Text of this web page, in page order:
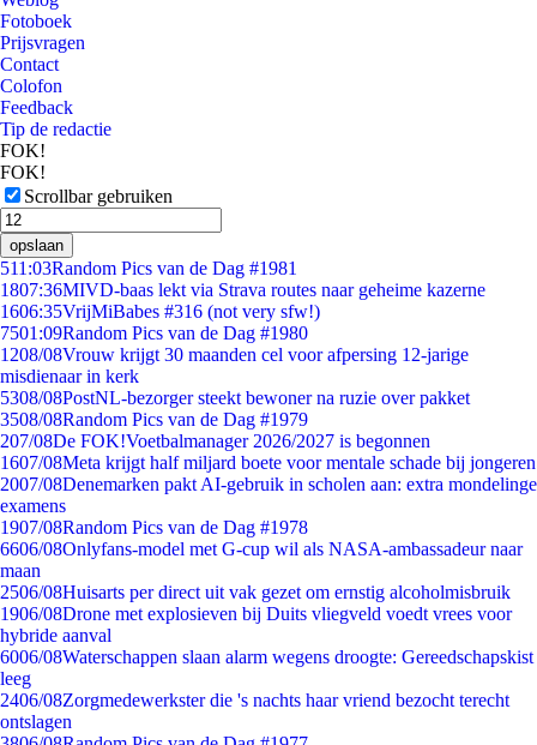
Fotoboek
Prijsvragen
Contact
Colofon
Feedback
Tip de redactie
FOK!
FOK!
Scrollbar gebruiken
opslaan
511:03Random Pics van de Dag #1981
1807:36MIVD-baas lekt via Strava routes naar geheime kazerne
1606:35VrijMiBabes #316 (not very sfw!)
7501:09Random Pics van de Dag #1980
1208/08Vrouw krijgt 30 maanden cel voor afpersing 12-jarige
misdienaar in kerk
5308/08PostNL-bezorger steekt bewoner na ruzie over pakket
3508/08Random Pics van de Dag #1979
207/08De FOK!Voetbalmanager 2026/2027 is begonnen
1607/08Meta krijgt half miljard boete voor mentale schade bij jongeren
2007/08Denemarken pakt AI-gebruik in scholen aan: extra mondelinge
examens
1907/08Random Pics van de Dag #1978
6606/08Onlyfans-model met G-cup wil als NASA-ambassadeur naar
maan
2506/08Huisarts per direct uit vak gezet om ernstig alcoholmisbruik
1906/08Drone met explosieven bij Duits vliegveld voedt vrees voor
hybride aanval
6006/08Waterschappen slaan alarm wegens droogte: Gereedschapskist
leeg
2406/08Zorgmedewerkster die 's nachts haar vriend bezocht terecht
ontslagen